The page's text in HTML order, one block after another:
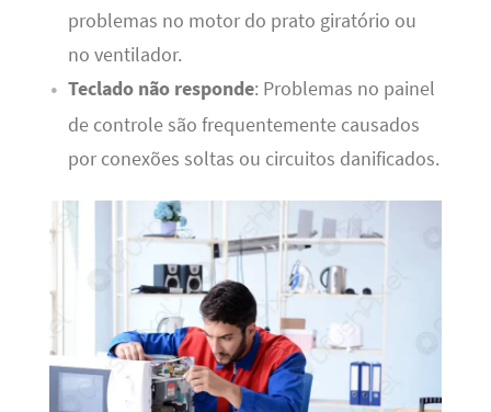
problemas no motor do prato giratório ou
no ventilador.
Teclado não responde: Problemas no painel
de controle são frequentemente causados
por conexões soltas ou circuitos danificados.